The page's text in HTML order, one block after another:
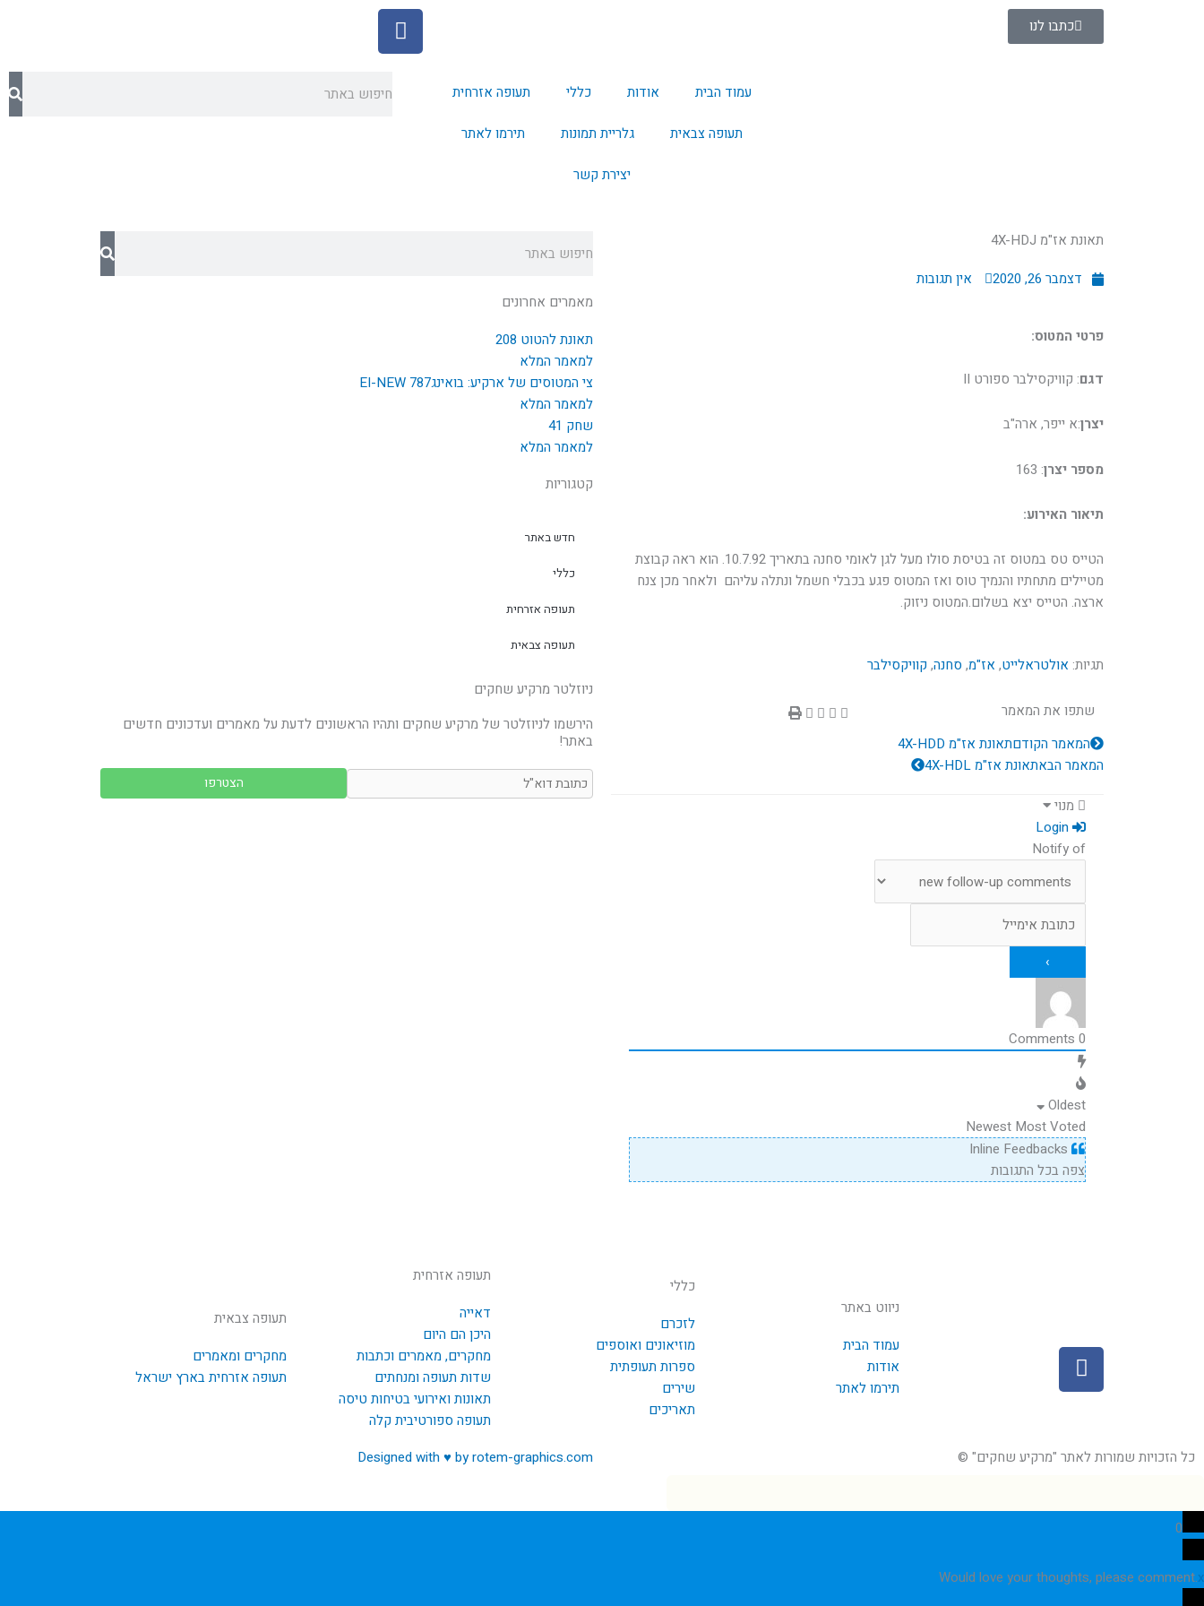
כתבו לנו F
a
c
e
b עמוד הבית אודות כללי תעופה אזרחית
תעופה צבאית גלריית תמונות תירמו לאתר
יצירת קשר
תאונת אז"מ 4X-HDJ
דצמבר 26, 2020
אין תגובות
פרטי המטוס:
דגם: קוויקסילבר ספורט II
יצרן:א ייפר, ארה"ב
מספר יצרן: 163
תיאור האירוע:
הטייס טס במטוס זה בטיסת סולו מעל לגן לאומי סחנה בתאריך 10.7.92. הוא ראה קבוצת
מטיילים מתחתיו והנמיך טוס ואז המטוס פגע בכבלי חשמל ונתלה עליהם ולאחר מכן צנח
ארצה. הטייס יצא בשלום.המטוס ניזוק.
תגיות: אולטראלייט, אז"מ, סחנה, קוויקסילבר
שתפו את המאמר
קודם
המאמר הקודםתאונת אז"מ 4X-HDD
המאמר הבאתאונת אז"מ 4X-HDL
הבא
מנוי
Notify of
0
Oldest
Newest Most Voted
צפה בכל התגובות
מאמרים אחרונים
תאונת להטוט 208
למאמר המלא
צי המטוסים של ארקיע: בואינג787 EI-NEW
למאמר המלא
שחק 41
למאמר המלא
קטגוריות
חדש באתר
כללי
תעופה אזרחית
תעופה צבאית
ניוזלטר מרקיע שחקים
הירשמו לניוזלטר של מרקיע שחקים ותהיו הראשונים לדעת על מאמרים ועדכונים חדשים
באתר!
F
a
c
b
o
k
ניווט באתר
עמוד הבית
אודות
תירמו לאתר
כללי
לזכרם
מוזיאונים ואוספים
ספרות תעופתית
שירים
תאריכים
תעופה אזרחית
דאייה
היכן הם היום
מחקרים, מאמרים וכתבות
שדות תעופה ומנחתים
תאונות ואירועי בטיחות טיסה
תעופה ספורטיבית קלה
תעופה צבאית
מחקרים ומאמרים
תעופה אזרחית בארץ ישראל
כל הזכויות שמורות לאתר "מרקיע שחקים" © Designed with ♥ by rotem-graphics.com
0
Would love your thoughts, please comment.x